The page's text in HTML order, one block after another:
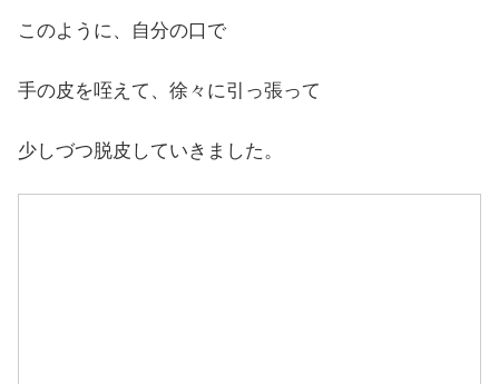
このように、自分の口で
手の皮を咥えて、徐々に引っ張って
少しづつ脱皮していきました。